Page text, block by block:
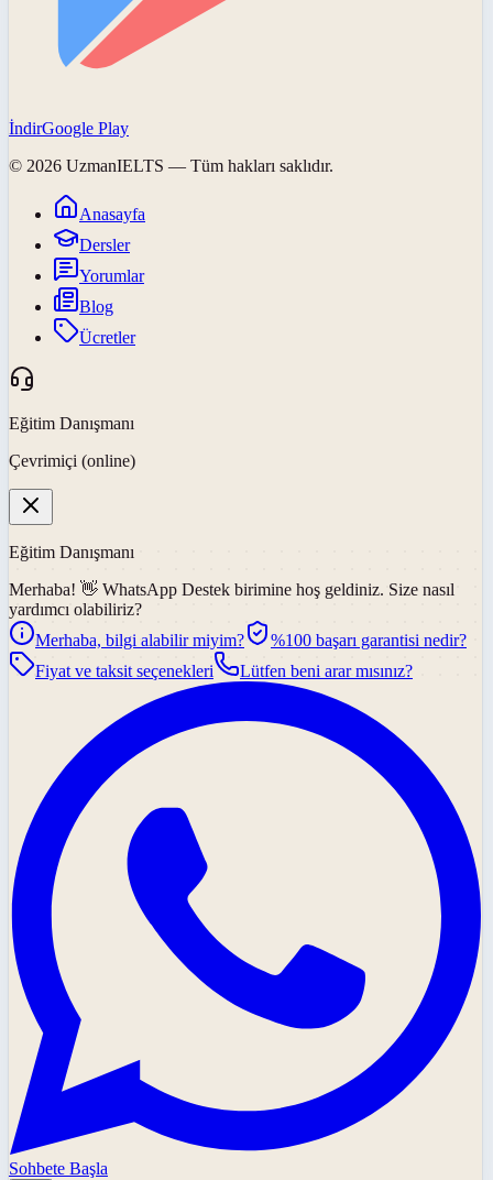
İndirGoogle Play
© 2026 UzmanIELTS — Tüm hakları saklıdır.
Anasayfa
Dersler
Yorumlar
Blog
Ücretler
Eğitim Danışmanı
Çevrimiçi (online)
Eğitim Danışmanı
Merhaba! 👋 WhatsApp Destek birimine hoş geldiniz. Size nasıl
yardımcı olabiliriz?
Merhaba, bilgi alabilir miyim?
%100 başarı garantisi nedir?
Fiyat ve taksit seçenekleri
Lütfen beni arar mısınız?
Sohbete Başla